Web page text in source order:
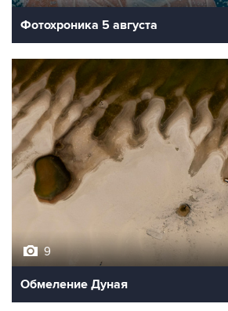
Фотохроника 5 августа
9
Обмеление Дуная